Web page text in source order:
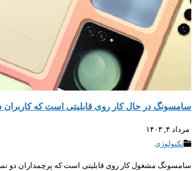
سامسونگ در حال کار روی قابلیتی است که کاربران
مرداد ۴, ۱۴۰۳
تکنولوژی
سامسونگ مشغول کار روی قابلیتی است که پرچمداران دو